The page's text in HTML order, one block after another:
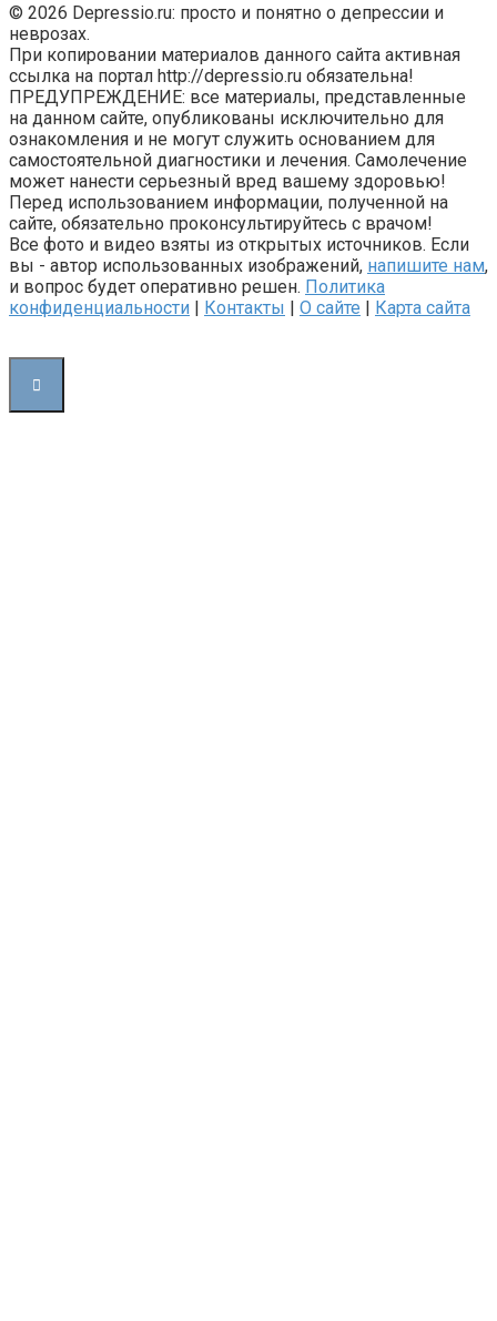
© 2026 Depressio.ru: просто и понятно о депрессии и
неврозах.
При копировании материалов данного сайта активная
ссылка на портал http://depressio.ru обязательна!
ПРЕДУПРЕЖДЕНИЕ: все материалы, представленные
на данном сайте, опубликованы исключительно для
ознакомления и не могут служить основанием для
самостоятельной диагностики и лечения. Самолечение
может нанести серьезный вред вашему здоровью!
Перед использованием информации, полученной на
сайте, обязательно проконсультируйтесь с врачом!
Все фото и видео взяты из открытых источников. Если
вы - автор использованных изображений, напишите нам,
и вопрос будет оперативно решен. Политика
конфиденциальности | Контакты | О сайте | Карта сайта